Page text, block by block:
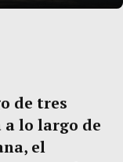
de tres
lo largo de
el